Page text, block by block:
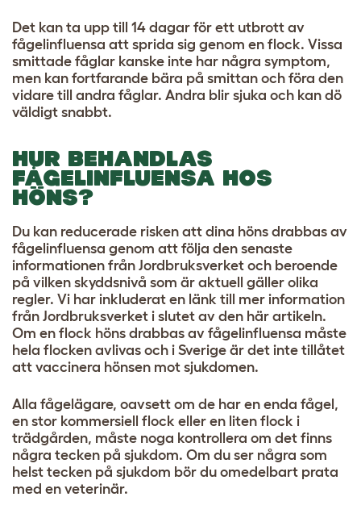
Det kan ta upp till 14 dagar för ett utbrott av
fågelinfluensa att sprida sig genom en flock. Vissa
smittade fåglar kanske inte har några symptom,
men kan fortfarande bära på smittan och föra den
vidare till andra fåglar. Andra blir sjuka och kan dö
väldigt snabbt.
HUR BEHANDLAS
FÅGELINFLUENSA HOS
HÖNS?
Du kan reducerade risken att dina höns drabbas av
fågelinfluensa genom att följa den senaste
informationen från Jordbruksverket och beroende
på vilken skyddsnivå som är aktuell gäller olika
regler. Vi har inkluderat en länk till mer information
från Jordbruksverket i slutet av den här artikeln.
Om en flock höns drabbas av fågelinfluensa måste
hela flocken avlivas och i Sverige är det inte tillåtet
att vaccinera hönsen mot sjukdomen.
Alla fågelägare, oavsett om de har en enda fågel,
en stor kommersiell flock eller en liten flock i
trädgården, måste noga kontrollera om det finns
några tecken på sjukdom. Om du ser några som
helst tecken på sjukdom bör du omedelbart prata
med en veterinär.